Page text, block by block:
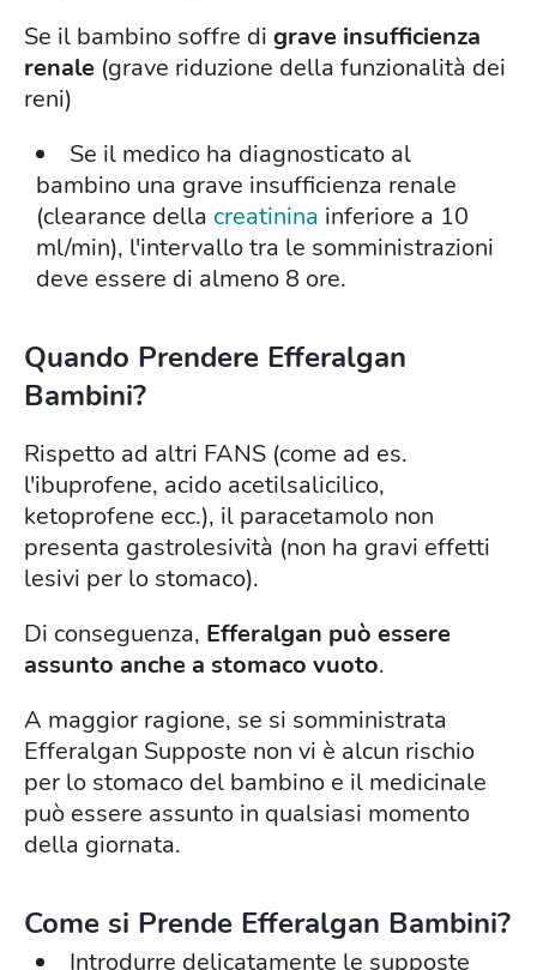
Se il bambino soffre di grave insufficienza
renale (grave riduzione della funzionalità dei
reni)
Se il medico ha diagnosticato al
bambino una grave insufficienza renale
(clearance della creatinina inferiore a 10
ml/min), l'intervallo tra le somministrazioni
deve essere di almeno 8 ore.
Quando Prendere Efferalgan
Bambini?
Rispetto ad altri FANS (come ad es.
l'ibuprofene, acido acetilsalicilico,
ketoprofene ecc.), il paracetamolo non
presenta gastrolesività (non ha gravi effetti
lesivi per lo stomaco).
Di conseguenza, Efferalgan può essere
assunto anche a stomaco vuoto.
A maggior ragione, se si somministrata
Efferalgan Supposte non vi è alcun rischio
per lo stomaco del bambino e il medicinale
può essere assunto in qualsiasi momento
della giornata.
Come si Prende Efferalgan Bambini?
Introdurre delicatamente le supposte